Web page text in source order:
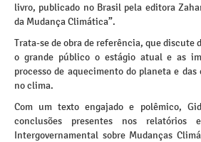
livro, publicado no Brasil pela editora
da Mudança Climática”.
Trata-se de obra de referência, que discute
o grande público o estágio atual e as
processo de aquecimento do planeta e
no clima.
Com um texto engajado e polêmico,
conclusões presentes nos relatórios
Intergovernamental sobre Mudanças